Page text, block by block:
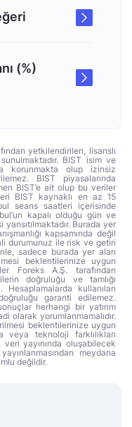
(%)
yetkilendirilen, lisanslı
BIST isim ve
korunmakta olup izinsiz
BIST piyasalarında
BIST’e ait olup bu veriler
BIST kaynaklı en az 15
seans saatleri içerisinde
kapalı olduğu gün ve
Burada yer
kapsamında değil
durumunuz ile risk ve getiri
sadece burada yer alan
beklentilerinize uygun
Foreks A.Ş. tarafından
doğruluğu ve tamlığı
kullanılan
garanti edilemez.
herhangi bir yatırım
olarak yorumlanmamalıdır.
beklentilerinize uygun
veya teknoloji farklılıkları
yayınında oluşabilecek
meydana
değildir.